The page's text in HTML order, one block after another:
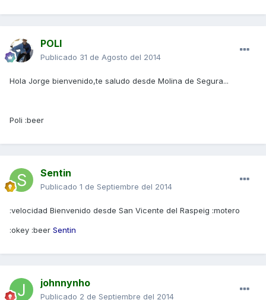
POLI
Publicado 31 de Agosto del 2014
Hola Jorge bienvenido,te saludo desde Molina de Segura...
Poli :beer
Sentin
Publicado 1 de Septiembre del 2014
:velocidad Bienvenido desde San Vicente del Raspeig :motero
:okey :beer Sentin
johnnynho
Publicado 2 de Septiembre del 2014